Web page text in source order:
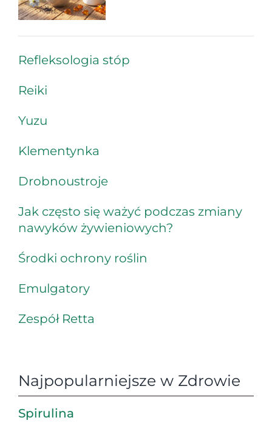
Refleksologia stóp
Reiki
Yuzu
Klementynka
Drobnoustroje
Jak często się ważyć podczas zmiany
nawyków żywieniowych?
Środki ochrony roślin
Emulgatory
Zespół Retta
Najpopularniejsze w Zdrowie
Spirulina